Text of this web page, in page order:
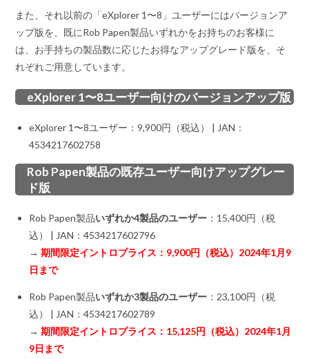
また、それ以前の「eXplorer 1〜8」ユーザーにはバージョンア
ップ版を、既にRob Papen製品いずれかをお持ちのお客様に
は、お手持ちの製品数に応じたお得なアップグレード版を、そ
れぞれご用意しています。
eXplorer 1〜8ユーザー向けのバージョンアップ版
eXplorer 1〜8ユーザー：9,900円（税込） | JAN：
4534217602758
Rob Papen製品の既存ユーザー向けアップグレー
ド版
Rob Papen製品いずれか4製品のユーザー ：15,400円（税
込） | JAN：4534217602796
→期間限定イントロプライス：9,900円（税込）2024年1月9
日まで
Rob Papen製品いずれか3製品のユーザー ：23,100円（税
込） | JAN：4534217602789
→期間限定イントロプライス：15,125円（税込）2024年1月
9日まで